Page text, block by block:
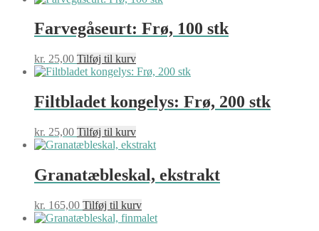
Farvegåseurt: Frø, 100 stk
kr. 25,00 Tilføj til kurv
Filtbladet kongelys: Frø, 200 stk
kr. 25,00 Tilføj til kurv
Granatæbleskal, ekstrakt
kr. 165,00 Tilføj til kurv